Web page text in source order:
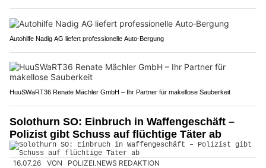
Autohilfe Nadig AG liefert professionelle Auto‑Bergung
HuuSWaRT36 Renate Mächler GmbH – Ihr Partner für makellose Sauberkeit
Solothurn SO: Einbruch in Waffengeschäft –
Polizist gibt Schuss auf flüchtige Täter ab
16.07.26 VON POLIZEI.NEWS REDAKTION